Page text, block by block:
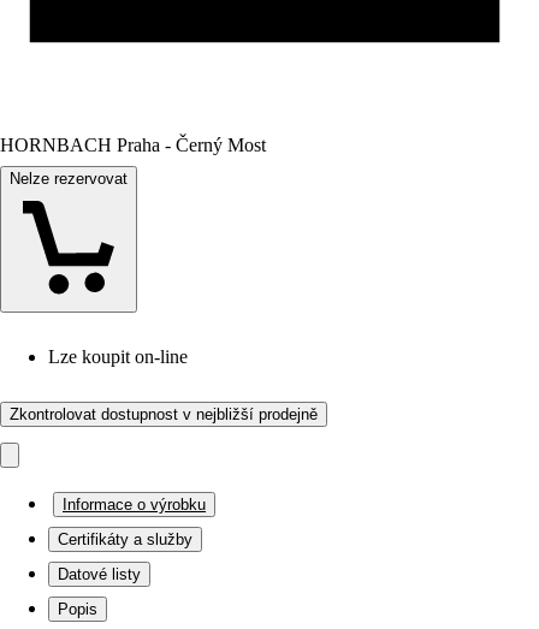
HORNBACH Praha - Černý Most
Nelze rezervovat
Lze koupit on-line
Zkontrolovat dostupnost v nejbližší prodejně
Informace o výrobku
Certifikáty a služby
Datové listy
Popis